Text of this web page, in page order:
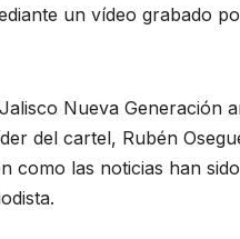
un vídeo grabado
Nueva Generación
del cartel, Rubén
como las noticias han